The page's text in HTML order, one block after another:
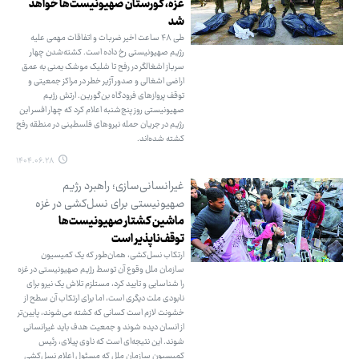
غزه، گورستان صهیونیست‌ها خواهد
شد
طی ۴۸ ساعت اخیر ضربات و اتفاقات مهمی علیه
رژیم صهیونیستی رخ داده است. کشته‌شدن چهار
سرباز اشغالگر در رفح تا شلیک موشک یمنی به عمق
اراضی اشغالی و صدور آژیر خطر در مراکز جمعیتی و
توقف پروازهای فرودگاه بن‌گورین. ارتش رژیم
صهیونیستی روز پنج‌شنبه اعلام کرد که چهار افسر این
رژیم در جریان حمله نیروهای فلسطینی در منطقه رفح
کشته شده‌اند.
۱۴۰۴.۰۶.۲۸
غیرانسانی‌سازی؛ راهبرد رژیم
صهیونیستی برای نسل‌کشی در غزه
ماشین کشتار صهیونیست‌ها
توقف‌ناپذیر است
ارتکاب نسل‌کشی، همان‌طور که یک کمیسیون
سازمان ملل وقوع آن توسط رژیم صهیونیستی در غزه
را شناسایی و تایید کرد، مستلزم تلاش یک نیرو برای
نابودی ملت دیگری است، اما برای ارتکاب آن سطح از
خشونت لازم است کسانی که کشته می‌شوند، پایین‌تر
از انسان دیده شوند و جمعیت هدف باید غیرانسانی
شوند. این نتیجه‌ای است که ناوی پیلای، رئیس